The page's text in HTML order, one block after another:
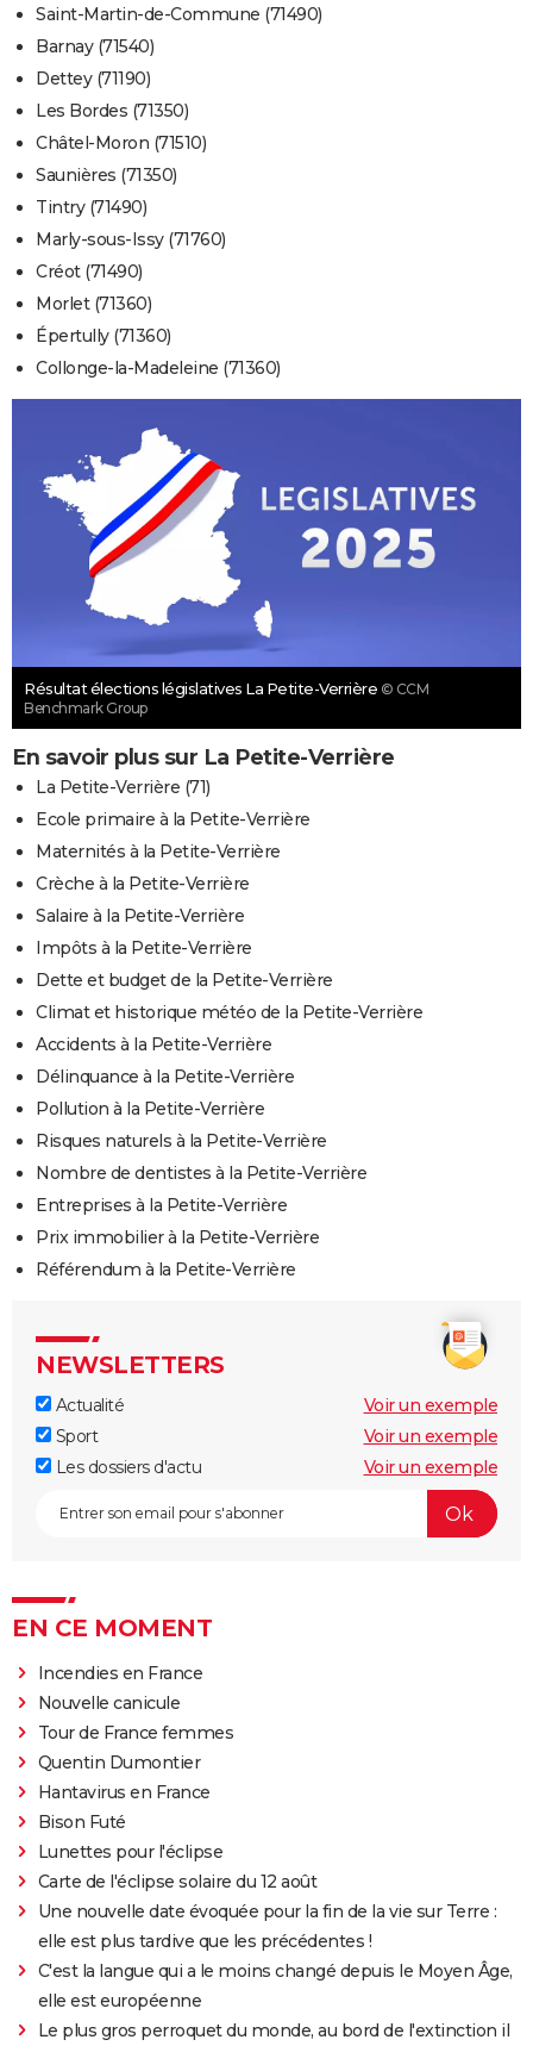
Saint-Martin-de-Commune (71490)
Barnay (71540)
Dettey (71190)
Les Bordes (71350)
Châtel-Moron (71510)
Saunières (71350)
Tintry (71490)
Marly-sous-Issy (71760)
Créot (71490)
Morlet (71360)
Épertully (71360)
Collonge-la-Madeleine (71360)
Résultat élections législatives La Petite-Verrière © CCM
Benchmark Group
En savoir plus sur La Petite-Verrière
La Petite-Verrière (71)
Ecole primaire à la Petite-Verrière
Maternités à la Petite-Verrière
Crèche à la Petite-Verrière
Salaire à la Petite-Verrière
Impôts à la Petite-Verrière
Dette et budget de la Petite-Verrière
Climat et historique météo de la Petite-Verrière
Accidents à la Petite-Verrière
Délinquance à la Petite-Verrière
Pollution à la Petite-Verrière
Risques naturels à la Petite-Verrière
Nombre de dentistes à la Petite-Verrière
Entreprises à la Petite-Verrière
Prix immobilier à la Petite-Verrière
Référendum à la Petite-Verrière
NEWSLETTERS
Actualité
Voir un exemple
Sport
Voir un exemple
Les dossiers d'actu
Voir un exemple
EN CE MOMENT
Incendies en France
Nouvelle canicule
Tour de France femmes
Quentin Dumontier
Hantavirus en France
Bison Futé
Lunettes pour l'éclipse
Carte de l'éclipse solaire du 12 août
Une nouvelle date évoquée pour la fin de la vie sur Terre :
elle est plus tardive que les précédentes !
C'est la langue qui a le moins changé depuis le Moyen Âge,
elle est européenne
Le plus gros perroquet du monde, au bord de l'extinction il